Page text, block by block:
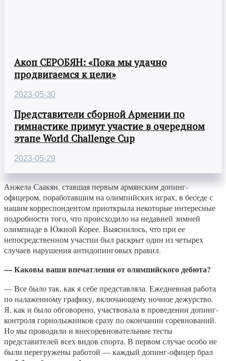
Акоп СЕРОБЯН: «Пока мы удачно
продвигаемся к цели»
2023-05-30
Представители сборной Армении по
гимнастике примут участие в очередном
этапе World Challenge Cup
2023-05-29
Анжела Саакян, ставшая первым армянским допинг-
офицером, поработавшим на олимпийских играх, в беседе с
нашим корреспондентом приоткрыла некоторые интересные
подробности того, что происходило на недавней зимней
олимпиаде в Южной Корее. Выяснилось, что при ее
непосредственном участии был раскрыт один из четырех
случаев нарушения антидопинговых правил.
— Каковы ваши впечатления от олимпийского дебюта?
— Все было так, как я себе представляла. Ежедневная работа
по налаженному графику, включающему ночное дежурство.
Я, как и было обговорено, участвовала в проведении допинг-
контроля горнолыжников сразу по окончании соревнований.
Но мы проводили и внесоревновательные тесты
представителей всех видов спорта. В первом случае особо не
были перегружены работой — каждый допинг-офицер брал